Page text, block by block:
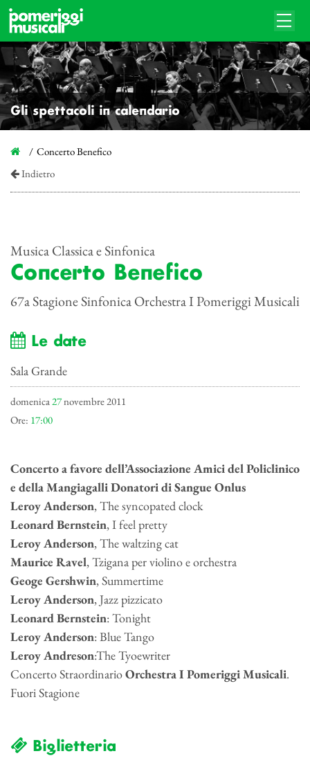
Gli spettacoli in calendario
Concerto Benefico
Indietro
Musica Classica e Sinfonica
Concerto Benefico
67a Stagione Sinfonica Orchestra I Pomeriggi Musicali
Le date
Sala Grande
domenica27novembre 2011
Ore: 17:00
Concerto a favore dell’Associazione Amici del Policlinico
e della Mangiagalli Donatori di Sangue Onlus
Leroy Anderson, The syncopated clock
Leonard Bernstein, I feel pretty
Leroy Anderson, The waltzing cat
Maurice Ravel, Tzigana per violino e orchestra
Geoge Gershwin, Summertime
Leroy Anderson, Jazz pizzicato
Leonard Bernstein: Tonight
Leroy Anderson: Blue Tango
Leroy Andreson:The Tyoewriter
Concerto StraordinarioOrchestra I Pomeriggi Musicali.
Fuori Stagione
Biglietteria